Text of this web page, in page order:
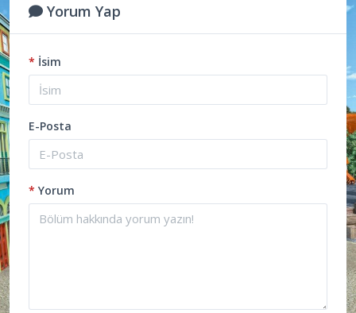
Yorum Yap
* İsim
E-Posta
* Yorum